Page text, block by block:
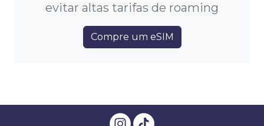
evitar altas tarifas de roaming
Compre um eSIM